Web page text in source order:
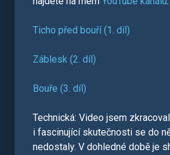
Ticho před bouří (1. díl)
Záblesk (2. díl)
Bouře (3. díl)
Technická: Video jsem
i fascinující skutečnosti se do
nedostaly. V dohledné době je